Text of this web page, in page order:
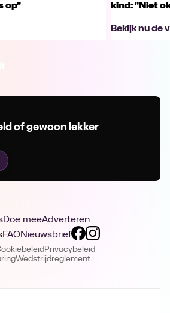
op"
kind: "Niet
Bekijk nu de
of gewoon lekker
Doe meeAdverteren
FAQNieuwsbrief
Privacybeleid
Wedstrijdreglement